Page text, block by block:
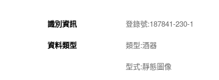
識別資訊 登錄號:187841-230-1
資料類型 類型:酒器
型式:靜態圖像